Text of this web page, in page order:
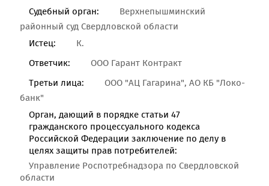
Судебный орган:
Верхнепышминский
районный суд Свердловской области
Истец:
К.
Ответчик:
ООО Гарант Контракт
Третьи лица:
ООО "АЦ Гагарина", АО КБ "Локо-
банк"
Орган, дающий в порядке статьи 47
гражданского процессуального кодекса
Российской Федерации заключение по делу в
целях защиты прав потребителей:
Управление Роспотребнадзора по Свердловской
области